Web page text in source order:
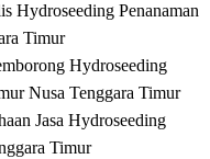
Hydroseeding Penanaman
Timur
Hydroseeding
Nusa Tenggara Timur
Jasa Hydroseeding
Timur